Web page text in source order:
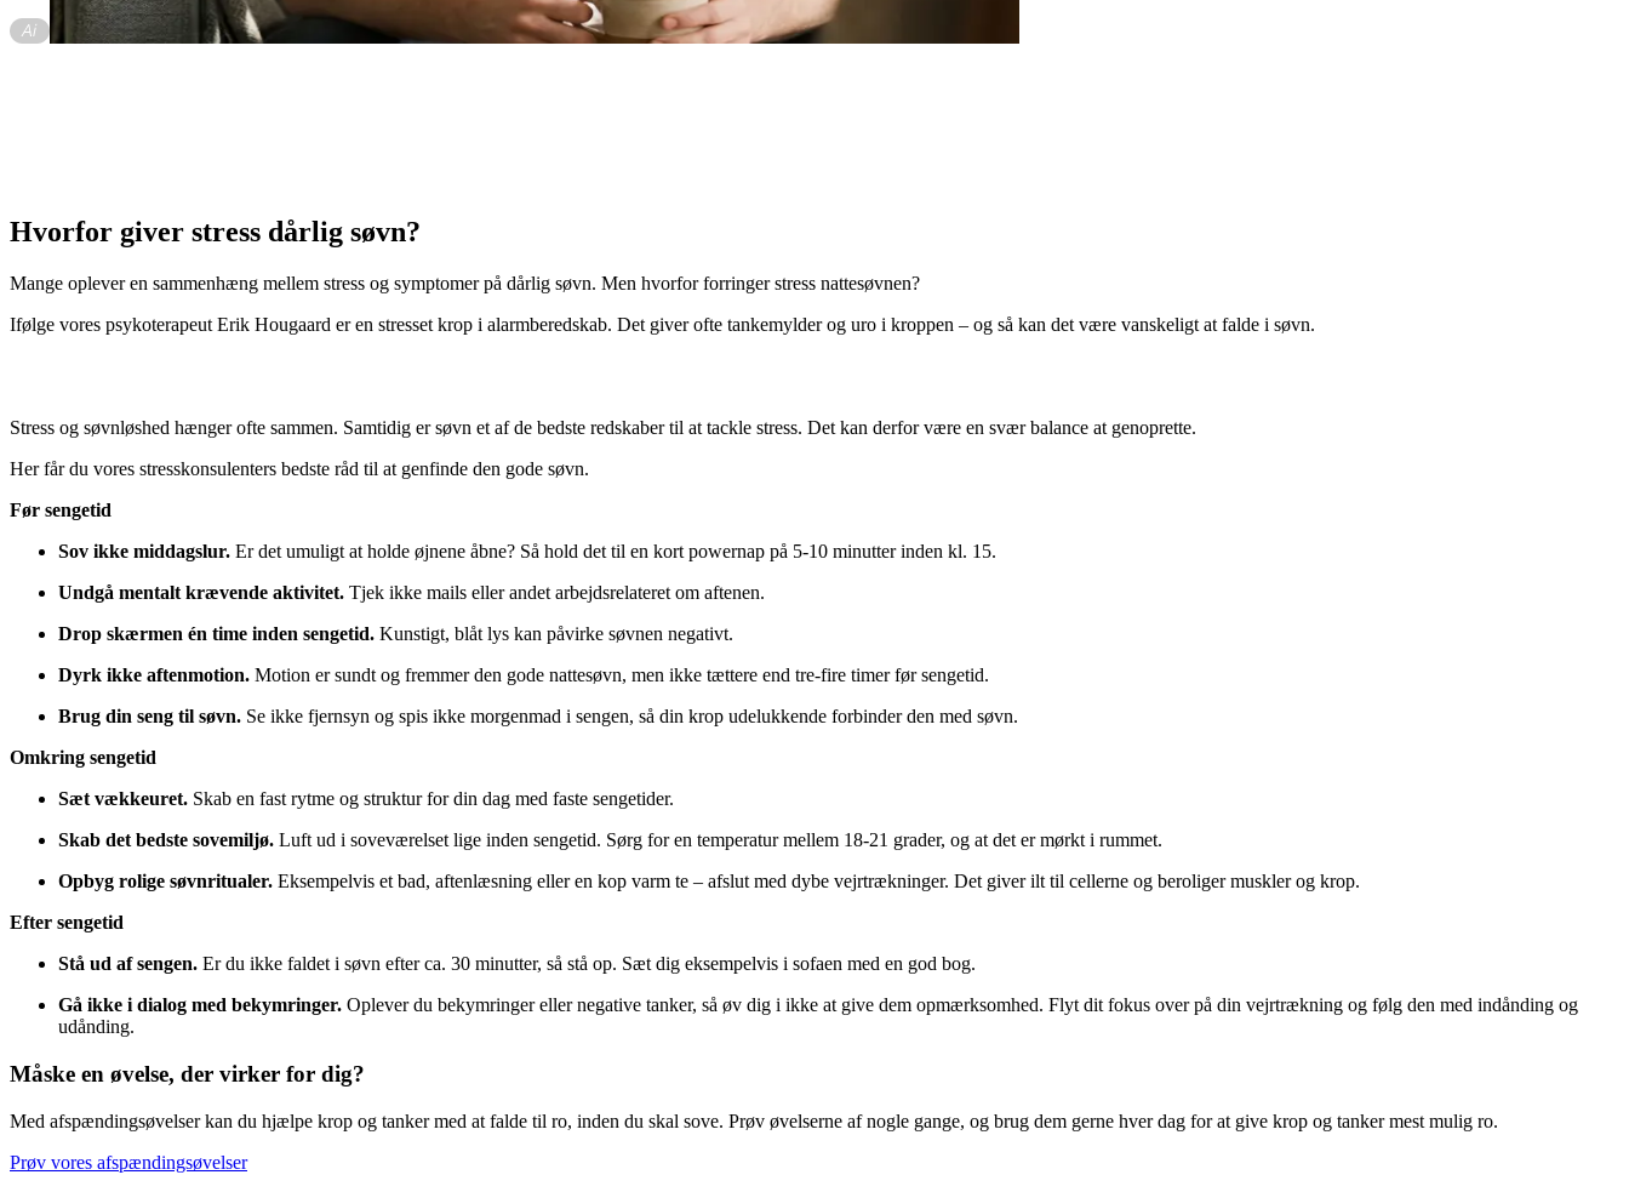
Hvorfor giver stress dårlig søvn?
Mange oplever en sammenhæng mellem stress og symptomer på dårlig søvn. Men hvorfor forringer stress nattesøvnen?
Ifølge vores psykoterapeut Erik Hougaard er en stresset krop i alarmberedskab. Det giver ofte tankemylder og uro i kroppen – og så kan det være vanskeligt at falde i søvn.
Stress og søvnløshed hænger ofte sammen. Samtidig er søvn et af de bedste redskaber til at tackle stress. Det kan derfor være en svær balance at genoprette.
Her får du vores stresskonsulenters bedste råd til at genfinde den gode søvn.
Før sengetid
Sov ikke middagslur. Er det umuligt at holde øjnene åbne? Så hold det til en kort powernap på 5-10 minutter inden kl. 15.
Undgå mentalt krævende aktivitet. Tjek ikke mails eller andet arbejdsrelateret om aftenen.
Drop skærmen én time inden sengetid. Kunstigt, blåt lys kan påvirke søvnen negativt.
Dyrk ikke aftenmotion. Motion er sundt og fremmer den gode nattesøvn, men ikke tættere end tre-fire timer før sengetid.
Brug din seng til søvn. Se ikke fjernsyn og spis ikke morgenmad i sengen, så din krop udelukkende forbinder den med søvn.
Omkring sengetid
Sæt vækkeuret. Skab en fast rytme og struktur for din dag med faste sengetider.
Skab det bedste sovemiljø. Luft ud i soveværelset lige inden sengetid. Sørg for en temperatur mellem 18-21 grader, og at det er mørkt i rummet.
Opbyg rolige søvnritualer. Eksempelvis et bad, aftenlæsning eller en kop varm te – afslut med dybe vejrtrækninger. Det giver ilt til cellerne og beroliger muskler og krop.
Efter sengetid
Stå ud af sengen. Er du ikke faldet i søvn efter ca. 30 minutter, så stå op. Sæt dig eksempelvis i sofaen med en god bog.
Gå ikke i dialog med bekymringer. Oplever du bekymringer eller negative tanker, så øv dig i ikke at give dem opmærksomhed. Flyt dit fokus over på din vejrtrækning og følg den med indånding og
udånding.
Måske en øvelse, der virker for dig?
Med afspændingsøvelser kan du hjælpe krop og tanker med at falde til ro, inden du skal sove. Prøv øvelserne af nogle gange, og brug dem gerne hver dag for at give krop og tanker mest mulig ro.
Prøv vores afspændingsøvelser